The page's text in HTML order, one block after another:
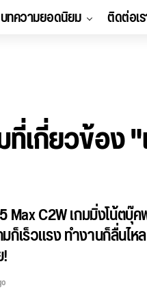
บทความยอดนิยม ติดต่อเ
เกี่ยวข้อง
Max C2W เกมมิ่งโน้ตบุ๊
ก็เร็วแรง ทำงานก็ลื่นไ
!